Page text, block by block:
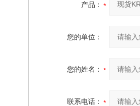
产品：
您的单位：
您的姓名：
联系电话：